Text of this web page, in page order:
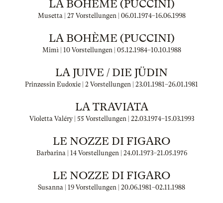
LA BOHÈME (PUCCINI)
Musetta | 27 Vorstellungen | 06.01.1974–16.06.1998
LA BOHÈME (PUCCINI)
Mimì | 10 Vorstellungen | 05.12.1984–10.10.1988
LA JUIVE / DIE JÜDIN
Prinzessin Eudoxie | 2 Vorstellungen | 23.01.1981–26.01.1981
LA TRAVIATA
Violetta Valéry | 55 Vorstellungen | 22.03.1974–15.03.1993
LE NOZZE DI FIGARO
Barbarina | 14 Vorstellungen | 24.01.1973–21.05.1976
LE NOZZE DI FIGARO
Susanna | 19 Vorstellungen | 20.06.1981–02.11.1988